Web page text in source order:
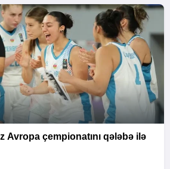
Avropa çempionatını qələbə ilə